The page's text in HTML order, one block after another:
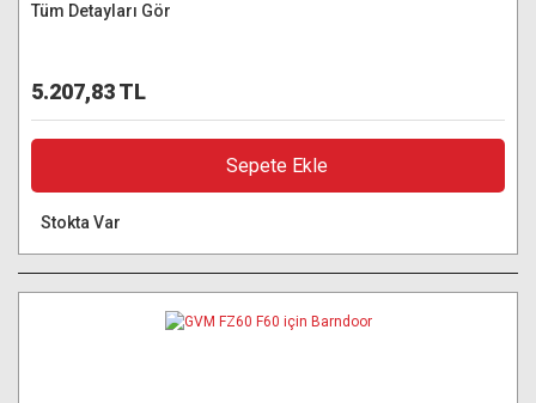
Tüm Detayları Gör
5.207,83 TL
Sepete Ekle
Stokta Var